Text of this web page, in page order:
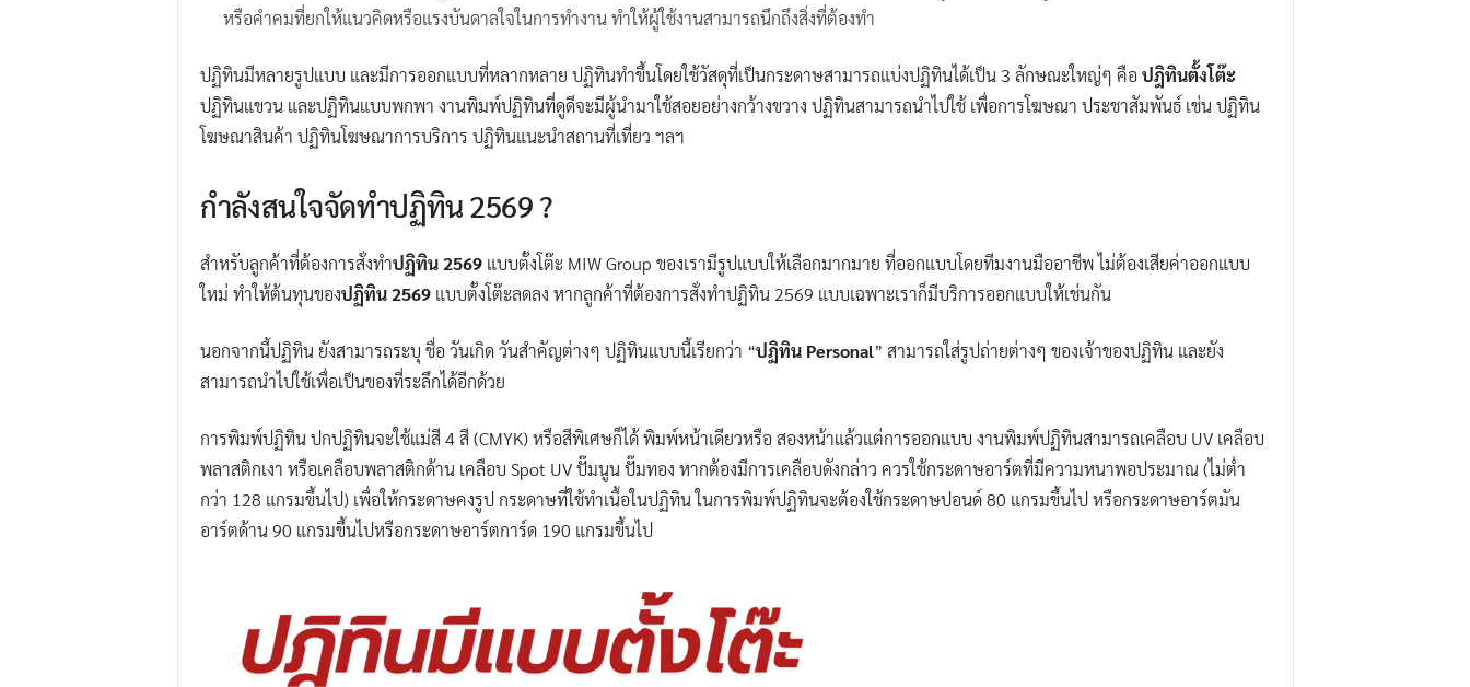
หรือคำคมที่ยกให้แนวคิดหรือแรงบันดาลใจในการทำงาน ทำให้ผู้ใช้งานสามารถนึกถึงสิ่งที่ต้องทำ
ปฏิทินมีหลายรูปแบบ และมีการออกแบบที่หลากหลาย ปฏิทินทำขึ้นโดยใช้วัสดุที่เป็นกระดาษสามารถแบ่งปฏิทินได้เป็น 3 ลักษณะใหญ่ๆ คือ ปฎิทินตั้งโต๊ะ
ปฏิทินแขวน และปฏิทินแบบพกพา งานพิมพ์ปฏิทินที่ดูดีจะมีผู้นำมาใช้สอยอย่างกว้างขวาง ปฏิทินสามารถนำไปใช้ เพื่อการโฆษณา ประชาสัมพันธ์ เช่น ปฏิทิน
โฆษณาสินค้า ปฏิทินโฆษณาการบริการ ปฏิทินแนะนำสถานที่เที่ยว ฯลฯ
กำลังสนใจจัดทำปฏิทิน 2569 ?
สำหรับลูกค้าที่ต้องการสั่งทำปฏิทิน 2569 แบบตั้งโต๊ะ MIW Group ของเรามีรูปแบบให้เลือกมากมาย ที่ออกแบบโดยทีมงานมืออาชีพ ไม่ต้องเสียค่าออกแบบ
ใหม่ ทำให้ต้นทุนของปฏิทิน 2569แบบตั้งโต๊ะลดลง หากลูกค้าที่ต้องการสั่งทำปฏิทิน 2569 แบบเฉพาะเราก็มีบริการออกแบบให้เช่นกัน
นอกจากนี้ปฏิทิน ยังสามารถระบุ ชื่อ วันเกิด วันสำคัญต่างๆ ปฏิทินแบบนี้เรียกว่า “ปฏิทิน Personal” สามารถใส่รูปถ่ายต่างๆ ของเจ้าของปฏิทิน และยัง
สามารถนำไปใช้เพื่อเป็นของที่ระลึกได้อีกด้วย
การพิมพ์ปฏิทิน ปกปฏิทินจะใช้แม่สี 4 สี (CMYK) หรือสีพิเศษก็ได้ พิมพ์หน้าเดียวหรือ สองหน้าแล้วแต่การออกแบบ งานพิมพ์ปฏิทินสามารถเคลือบ UV เคลือบ
พลาสติกเงา หรือเคลือบพลาสติกด้าน เคลือบ Spot UV ปั๊มนูน ปั๊มทอง หากต้องมีการเคลือบดังกล่าว ควรใช้กระดาษอาร์ตที่มีความหนาพอประมาณ (ไม่ต่ำ
กว่า 128 แกรมขึ้นไป) เพื่อให้กระดาษคงรูป กระดาษที่ใช้ทำเนื้อในปฏิทิน ในการพิมพ์ปฏิทินจะต้องใช้กระดาษปอนด์ 80 แกรมขึ้นไป หรือกระดาษอาร์ตมัน
อาร์ตด้าน 90 แกรมขึ้นไปหรือกระดาษอาร์ตการ์ด 190 แกรมขึ้นไป